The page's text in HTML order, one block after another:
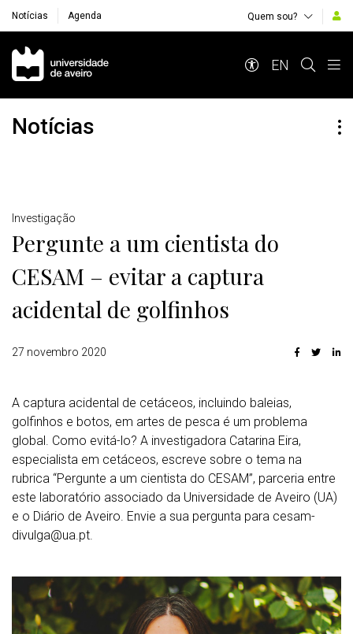
Notícias Agenda Quem sou?
Navegação Principal
EN
Notícias
Detalhes
Investigação
Pergunte a um cientista do
CESAM – evitar a captura
acidental de golfinhos
27 novembro 2020
A captura acidental de cetáceos, incluindo baleias,
golfinhos e botos, em artes de pesca é um problema
global. Como evitá-lo? A investigadora Catarina Eira,
especialista em cetáceos, escreve sobre o tema na
rubrica “Pergunte a um cientista do CESAM”, parceria entre
este laboratório associado da Universidade de Aveiro (UA)
e o Diário de Aveiro. Envie a sua pergunta para cesam-
divulga@ua.pt.